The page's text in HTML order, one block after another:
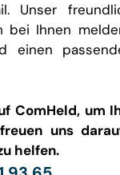
Unser
bei Ihnen
einen
ComHeld, um
uns
helfen.